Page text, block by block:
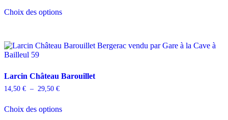
13,50 €
Choix des optionsproduit
Les
être
page
Larcin Château Barouillet
14,50 € – 29,50 €Plage
14,50 €
Choix des optionsproduit